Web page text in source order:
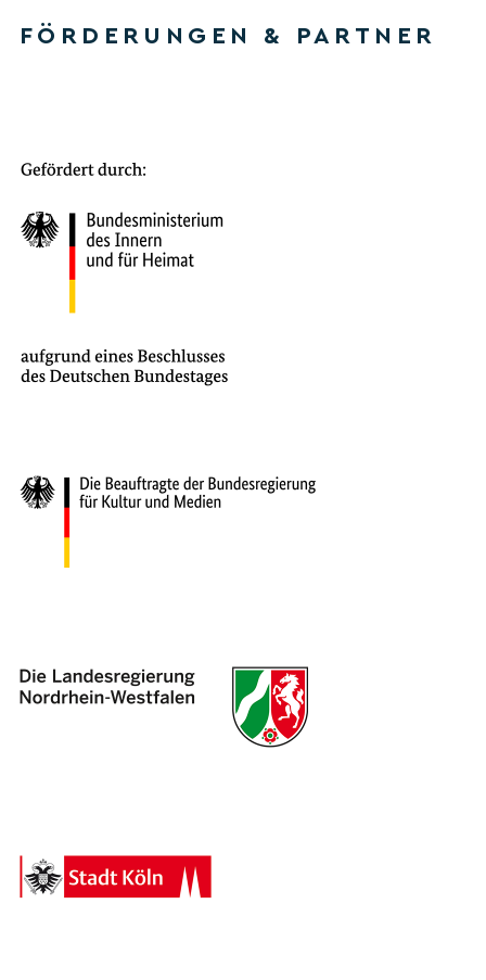
FÖRDERUNGEN & PARTNER